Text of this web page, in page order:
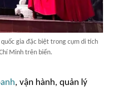
gia đặc biệt trong cụm di tích
Minh trên biển.
, vận hành, quản lý